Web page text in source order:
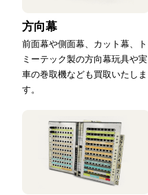
方向幕
前面幕や側面幕、カット幕、ト
ミーテック製の方向幕玩具や実
車の巻取機なども買取いたしま
す。